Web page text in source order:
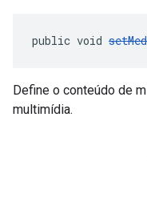
public void
Define o conteúdo de
multimídia.